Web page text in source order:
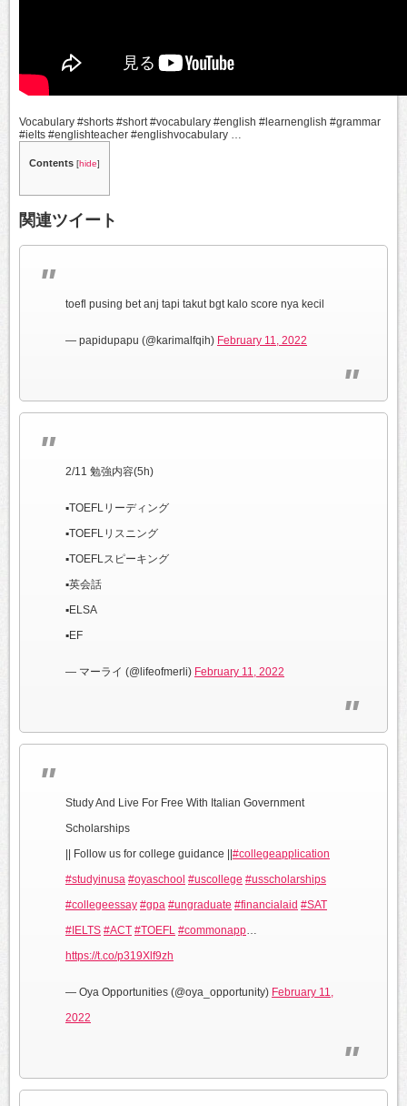
Vocabulary #shorts #short #vocabulary #english #learnenglish #grammar
#ielts #englishteacher #englishvocabulary …
Contents [hide]
関連ツイート
toefl pusing bet anj tapi takut bgt kalo score nya kecil
— papidupapu (@karimalfqih) February 11, 2022
2/11 勉強内容(5h)
▪︎TOEFLリーディング
▪︎TOEFLリスニング
▪︎TOEFLスピーキング
▪︎英会話
▪︎ELSA
▪︎EF
— マーライ (@lifeofmerli) February 11, 2022
Study And Live For Free With Italian Government
Scholarships
|| Follow us for college guidance ||#collegeapplication
#studyinusa #oyaschool #uscollege #usscholarships
#collegeessay #gpa #ungraduate #financialaid #SAT
#IELTS #ACT #TOEFL #commonapp…
https://t.co/p319Xlf9zh
— Oya Opportunities (@oya_opportunity) February 11,
2022